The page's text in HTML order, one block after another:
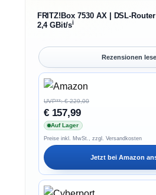
FRITZ!Box 7530 AX | DSL-
2,4 GBit/sℹ︎
Rezensionen
Ersparnis 31%
UVP**: € 229,00
€ 157,99
Auf Lager
Preise inkl. MwSt., zzgl. Versandkosten
Jetzt bei Amazon